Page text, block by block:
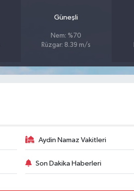
Güneşli
Nem: %70
Rüzgar: 8.39 m/s
Aydin Namaz Vakitleri
Son Dakika Haberleri